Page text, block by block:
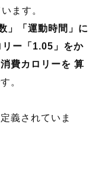
ます。
」「運動時間」に
ー「1.05」をか
費カロリーを 算
。
義されていま